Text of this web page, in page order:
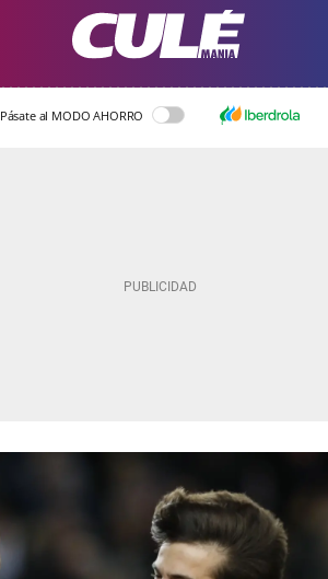
Pásate al MODO AHORRO